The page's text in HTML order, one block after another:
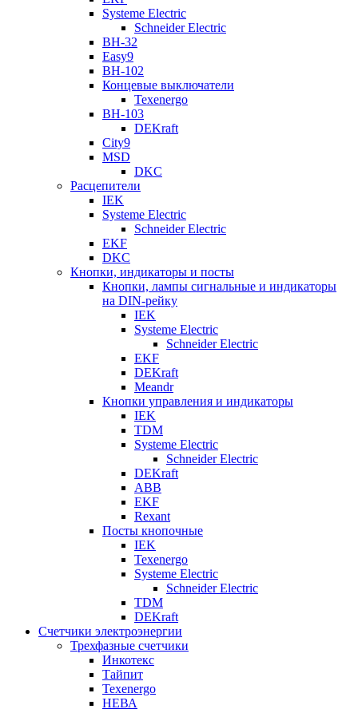
Systeme Electric
Schneider Electric
ВН-32
Easy9
ВН-102
Концевые выключатели
Texenergo
ВН-103
DEKraft
City9
MSD
DKC
Расцепители
IEK
Systeme Electric
Schneider Electric
EKF
DKC
Кнопки, индикаторы и посты
Кнопки, лампы сигнальные и индикаторы
на DIN-рейку
IEK
Systeme Electric
Schneider Electric
EKF
DEKraft
Meandr
Кнопки управления и индикаторы
IEK
TDM
Systeme Electric
Schneider Electric
DEKraft
ABB
EKF
Rexant
Посты кнопочные
IEK
Texenergo
Systeme Electric
Schneider Electric
TDM
DEKraft
Счетчики электроэнергии
Трехфазные счетчики
Инкотекс
Тайпит
Texenergo
НЕВА